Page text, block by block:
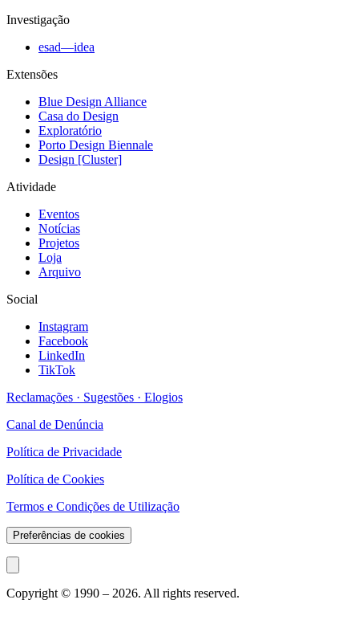
Investigação
esad—idea
Extensões
Blue Design Alliance
Casa do Design
Exploratório
Porto Design Biennale
Design [Cluster]
Atividade
Eventos
Notícias
Projetos
Loja
Arquivo
Social
Instagram
Facebook
LinkedIn
TikTok
Reclamações · Sugestões · Elogios
Canal de Denúncia
Política de Privacidade
Política de Cookies
Termos e Condições de Utilização
Preferências de cookies
Copyright © 1990 – 2026. All rights reserved.